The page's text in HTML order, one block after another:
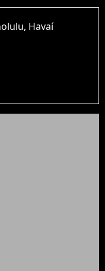
Havaí